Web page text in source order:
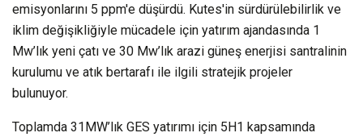
emisyonlarını 5 ppm'e düşürdü. Kutes'in sürdürülebilirlik ve
iklim değişikliğiyle mücadele için yatırım ajandasında 1
Mw’lık yeni çatı ve 30 Mw’lık arazi güneş enerjisi santralinin
kurulumu ve atık bertarafı ile ilgili stratejik projeler
bulunuyor.
Toplamda 31MW’lık GES yatırımı için 5H1 kapsamında